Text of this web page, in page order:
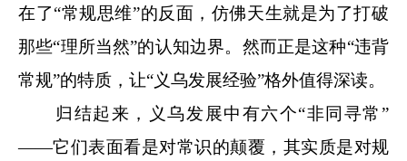
在了“常规思维”的反面，仿佛天生就是为了打破
那些“理所当然”的认知边界。然而正是这种“违背
常规”的特质，让“义乌发展经验”格外值得深读。
归结起来，义乌发展中有六个“非同寻常”
——它们表面看是对常识的颠覆，其实质是对规